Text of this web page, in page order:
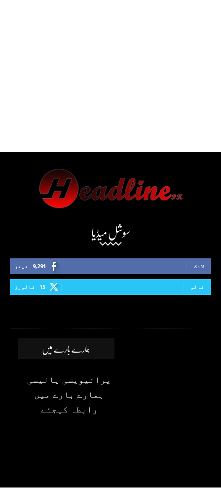
سوشل میڈیا
9,291 فینز لائک
15 فالورز فالو
ہمارے بارے میں
پرائیویسی پالیسی
ہمارے بارے میں
رابطہ کیجئے